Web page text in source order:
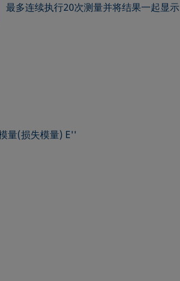
最多连续执行20次测量并将结果一起显示
量(损失模量) E''